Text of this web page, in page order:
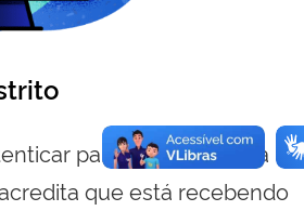
para visualizar essa
que está recebendo